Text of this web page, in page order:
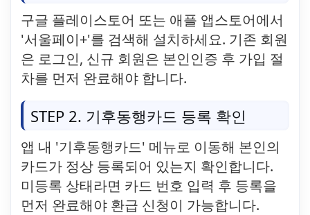
구글 플레이스토어 또는 애플 앱스토어에서
'서울페이+'를 검색해 설치하세요. 기존 회원
은 로그인, 신규 회원은 본인인증 후 가입 절
차를 먼저 완료해야 합니다.
STEP 2. 기후동행카드 등록 확인
앱 내 '기후동행카드' 메뉴로 이동해 본인의
카드가 정상 등록되어 있는지 확인합니다.
미등록 상태라면 카드 번호 입력 후 등록을
먼저 완료해야 환급 신청이 가능합니다.